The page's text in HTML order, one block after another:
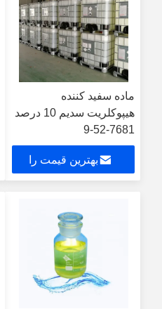
ماده سفید کننده
هیپوکلریت سدیم 10 درصد
7681-52-9
بهترین قیمت را